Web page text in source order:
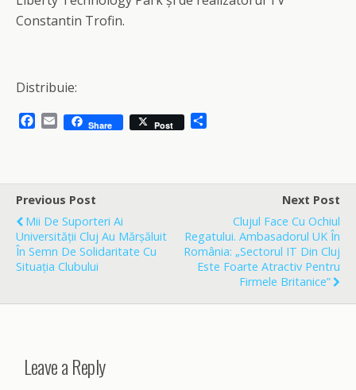
Constantin Trofin.
Distribuie:
b
o
o
k
E
l
Share Post
e
Previous Post
Mii De Suporteri Ai
Universității Cluj Au Mărșăluit
În Semn De Solidaritate Cu
Situația Clubului
Next Post
Clujul Face Cu Ochiul
Regatului. Ambasadorul UK În
România: „Sectorul IT Din Cluj
Este Foarte Atractiv Pentru
Firmele Britanice”
Leave a Reply